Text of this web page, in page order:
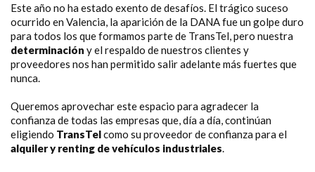
Este año no ha estado exento de desafíos. El trágico suceso
ocurrido en Valencia, la aparición de la DANA fue un golpe duro
para todos los que formamos parte de TransTel, pero nuestra
determinación y el respaldo de nuestros clientes y
proveedores nos han permitido salir adelante más fuertes que
nunca.
Queremos aprovechar este espacio para agradecer la
confianza de todas las empresas que, día a día, continúan
eligiendo TransTelcomo su proveedor de confianza para el
alquiler y renting de vehículos industriales